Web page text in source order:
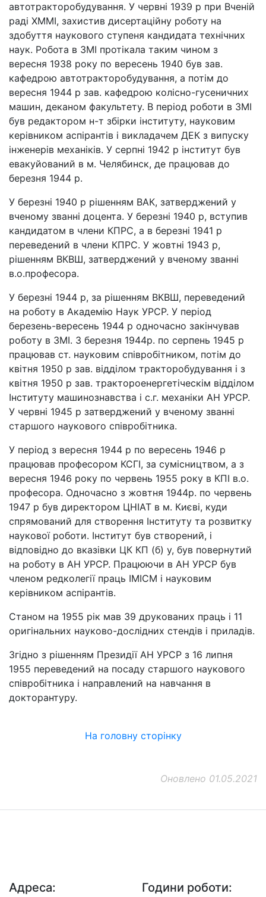
автотракторобудування. У червні 1939 р при Вченій
раді ХММІ, захистив дисертаційну роботу на
здобуття наукового ступеня кандидата технічних
наук. Робота в ЗМІ протікала таким чином з
вересня 1938 року по вересень 1940 був зав.
кафедрою автотракторобудування, а потім до
вересня 1944 р зав. кафедрою колісно-гусеничних
машин, деканом факультету. В період роботи в ЗМІ
був редактором н-т збірки інституту, науковим
керівником аспірантів і викладачем ДЕК з випуску
інженерів механіків. У серпні 1942 р інститут був
евакуйований в м. Челябинск, де працював до
березня 1944 р.
У березні 1940 р рішенням ВАК, затверджений у
вченому званні доцента. У березні 1940 р, вступив
кандидатом в члени КПРС, а в березні 1941 р
переведений в члени КПРС. У жовтні 1943 р,
рішенням ВКВШ, затверджений у вченому званні
в.о.професора.
У березні 1944 р, за рішенням ВКВШ, переведений
на роботу в Академію Наук УРСР. У період
березень-вересень 1944 р одночасно закінчував
роботу в ЗМІ. З березня 1944р. по серпень 1945 р
працював ст. науковим співробітником, потім до
квітня 1950 р зав. відділом тракторобудування і з
квітня 1950 р зав. трактороенергетіческім відділом
Інституту машинознавства і с.г. механіки АН УРСР.
У червні 1945 р затверджений у вченому званні
старшого наукового співробітника.
У період з вересня 1944 р по вересень 1946 р
працював професором КСГІ, за сумісництвом, а з
вересня 1946 року по червень 1955 року в КПІ в.о.
професора. Одночасно з жовтня 1944р. по червень
1947 р був директором ЦНІАТ в м. Києві, куди
спрямований для створення Інституту та розвитку
наукової роботи. Інститут був створений, і
відповідно до вказівки ЦК КП (б) у, був повернутий
на роботу в АН УРСР. Працюючи в АН УРСР був
членом редколегії праць ІМІСМ і науковим
керівником аспірантів.
Станом на 1955 рік мав 39 друкованих праць і 11
оригінальних науково-дослідних стендів і приладів.
Згідно з рішенням Президії АН УРСР з 16 липня
1955 переведений на посаду старшого наукового
співробітника і направлений на навчання в
докторантуру.
На головну сторінку
Оновлено 01.05.2021
Адреса: Години роботи: